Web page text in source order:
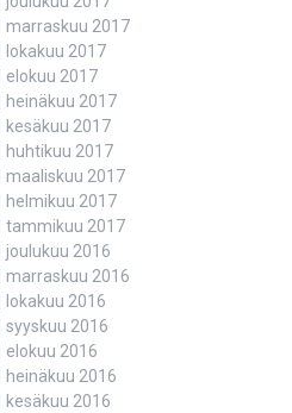
marraskuu 2017
lokakuu 2017
elokuu 2017
heinäkuu 2017
kesäkuu 2017
huhtikuu 2017
maaliskuu 2017
helmikuu 2017
tammikuu 2017
joulukuu 2016
marraskuu 2016
lokakuu 2016
syyskuu 2016
elokuu 2016
heinäkuu 2016
kesäkuu 2016